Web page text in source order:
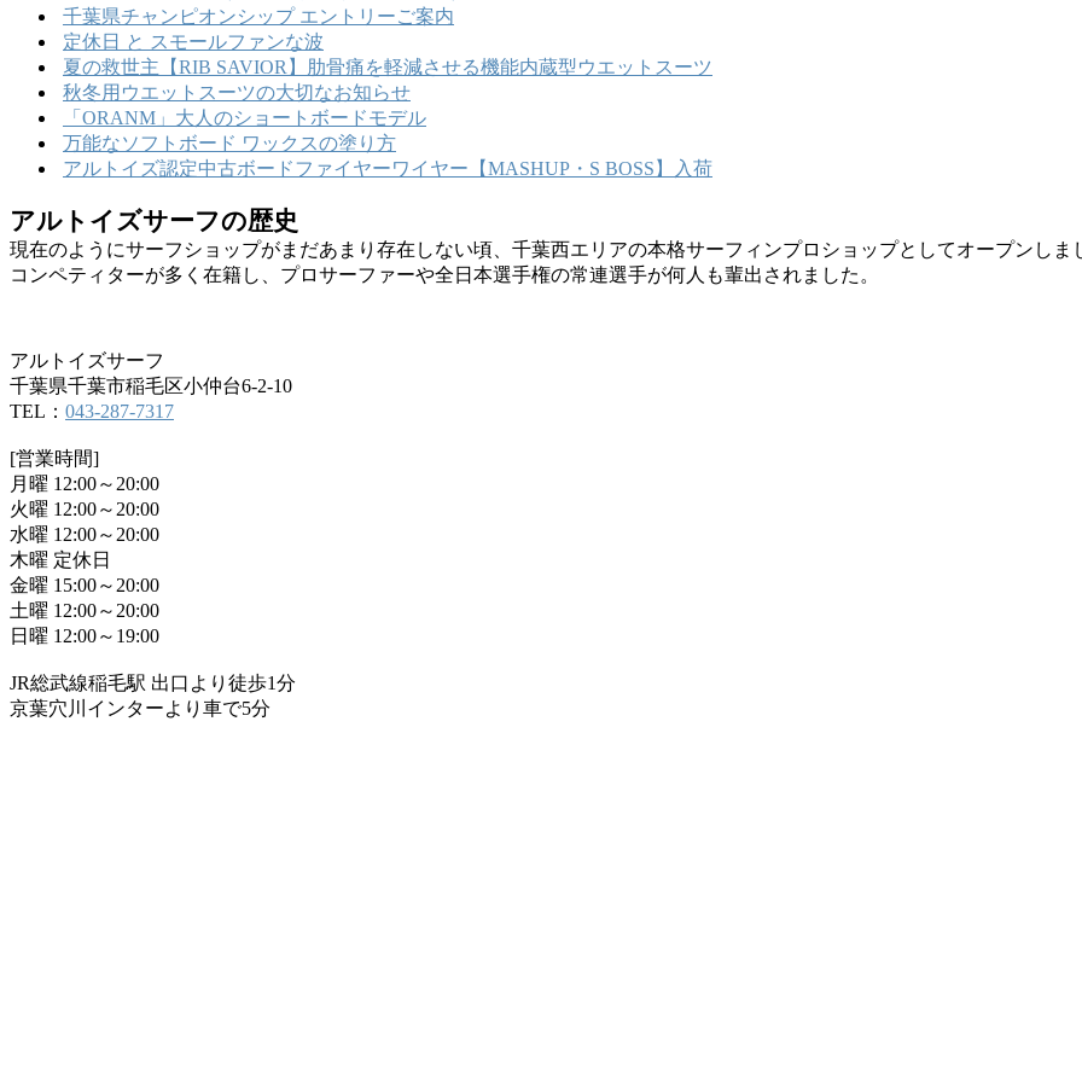
千葉県チャンピオンシップ エントリーご案内
定休日 と スモールファンな波
夏の救世主【RIB SAVIOR】肋骨痛を軽減させる機能内蔵型ウエットスーツ
秋冬用ウエットスーツの大切なお知らせ
「ORANM」大人のショートボードモデル
万能なソフトボード ワックスの塗り方
アルトイズ認定中古ボードファイヤーワイヤー【MASHUP・S BOSS】入荷
アルトイズサーフの歴史
現在のようにサーフショップがまだあまり存在しない頃、千葉西エリアの本格サーフィンプロショップとしてオープンしま
コンペティターが多く在籍し、プロサーファーや全日本選手権の常連選手が何人も輩出されました。
アルトイズサーフ
千葉県千葉市稲毛区小仲台6-2-10
TEL： 043-287-7317
[営業時間]
月曜 12:00～20:00
火曜 12:00～20:00
水曜 12:00～20:00
木曜 定休日
金曜 15:00～20:00
土曜 12:00～20:00
日曜 12:00～19:00
JR総武線稲毛駅 出口より徒歩1分
京葉穴川インターより車で5分